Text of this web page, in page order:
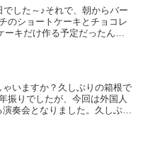
した～♪それで、朝からバー
のショートケーキとチョコレ
キだけ作る予定だったんだ
いますか？久しぶりの箱根で
振りでしたが、今回は外国人
奏会となりました。久しぶり